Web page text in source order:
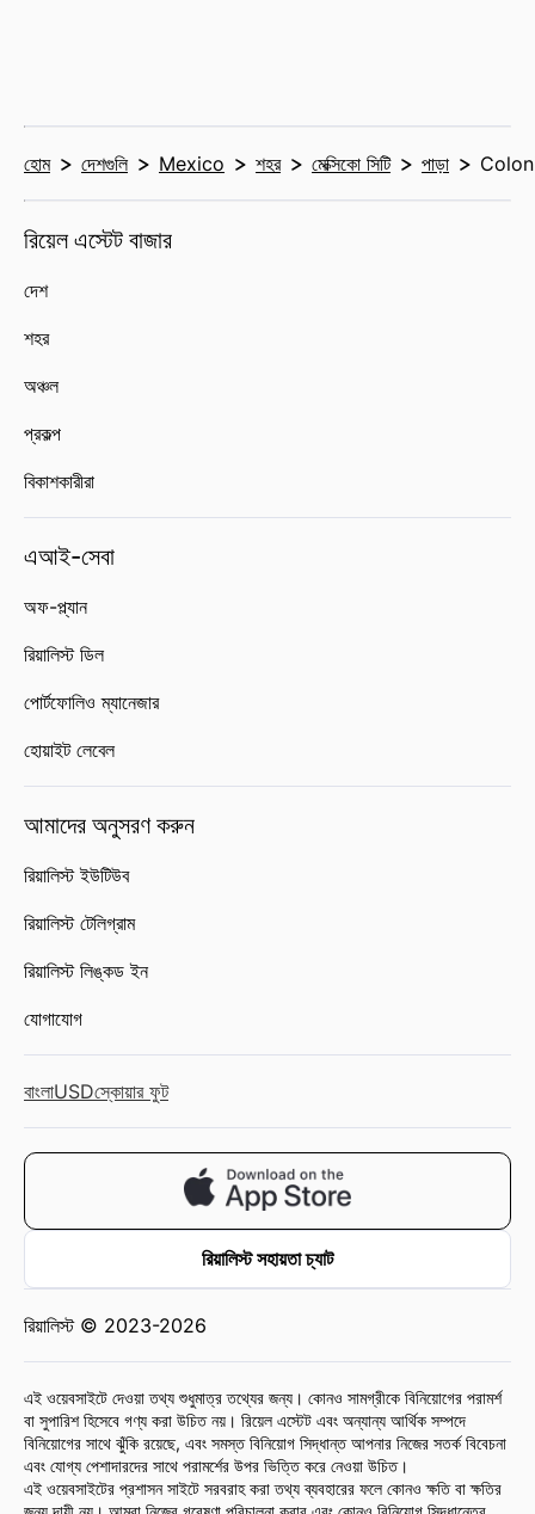
হোম দেশগুলি Mexico শহর মেক্সিকো সিটি পাড়া
রিয়েল এস্টেট বাজার
দেশ
শহর
অঞ্চল
প্রকল্প
বিকাশকারীরা
এআই-সেবা
অফ-প্ল্যান
রিয়ালিস্ট ডিল
পোর্টফোলিও ম্যানেজার
হোয়াইট লেবেল
আমাদের অনুসরণ করুন
রিয়ালিস্ট ইউটিউব
রিয়ালিস্ট টেলিগ্রাম
রিয়ালিস্ট লিঙ্কড ইন
যোগাযোগ
বাংলাUSDস্কোয়ার ফুট
রিয়ালিস্ট সহায়তা চ্যাট
রিয়ালিস্ট © 2023-2026
এই ওয়েবসাইটে দেওয়া তথ্য শুধুমাত্র তথ্যের জন্য। কোনও সামগ্রীকে বিনিয়োগের পরামর্শ
বা সুপারিশ হিসেবে গণ্য করা উচিত নয়। রিয়েল এস্টেট এবং অন্যান্য আর্থিক সম্পদে
বিনিয়োগের সাথে ঝুঁকি রয়েছে, এবং সমস্ত বিনিয়োগ সিদ্ধান্ত আপনার নিজের সতর্ক বিবেচনা
এবং যোগ্য পেশাদারদের সাথে পরামর্শের উপর ভিত্তি করে নেওয়া উচিত।
এই ওয়েবসাইটের প্রশাসন সাইটে সরবরাহ করা তথ্য ব্যবহারের ফলে কোনও ক্ষতি বা ক্ষতির